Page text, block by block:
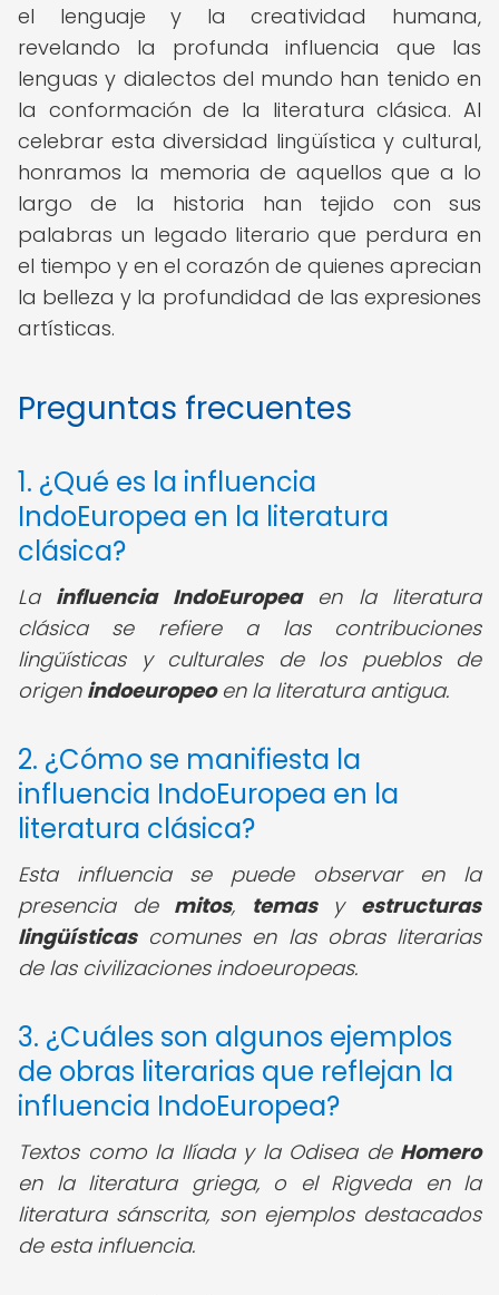
el lenguaje y la creatividad humana,
revelando la profunda influencia que las
lenguas y dialectos del mundo han tenido en
la conformación de la literatura clásica. Al
celebrar esta diversidad lingüística y cultural,
honramos la memoria de aquellos que a lo
largo de la historia han tejido con sus
palabras un legado literario que perdura en
el tiempo y en el corazón de quienes aprecian
la belleza y la profundidad de las expresiones
artísticas.
Preguntas frecuentes
1. ¿Qué es la influencia
IndoEuropea en la literatura
clásica?
La influencia IndoEuropeaen la literatura
clásica se refiere a las contribuciones
lingüísticas y culturales de los pueblos de
origen indoeuropeoen la literatura antigua.
2. ¿Cómo se manifiesta la
influencia IndoEuropea en la
literatura clásica?
Esta influencia se puede observar en la
presencia de mitos, temasy estructuras
lingüísticascomunes en las obras literarias
de las civilizaciones indoeuropeas.
3. ¿Cuáles son algunos ejemplos
de obras literarias que reflejan la
influencia IndoEuropea?
Textos como la Ilíada y la Odisea de Homero
en la literatura griega, o el Rigveda en la
literatura sánscrita, son ejemplos destacados
de esta influencia.